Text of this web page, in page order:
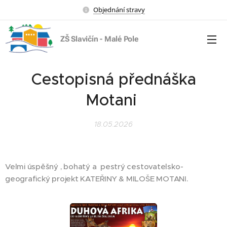
Objednání stravy
ZŠ Slavičín - Malé Pole
Cestopisná přednáška
Motani
18.05.2026
Velmi úspěšný , bohatý a pestrý cestovatelsko-
geografický projekt KATEŘINY & MILOŠE MOTANI.